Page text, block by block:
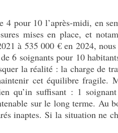
4 pour 10 l’après-midi, en
mises en place, et
à 535 000 € en 2024, nous
6 soignants pour 10
la réalité : la charge de
cet équilibre fragile.
qu’in suffisant : 1
sur le long terme. Au
inaptes. Si la situation ne